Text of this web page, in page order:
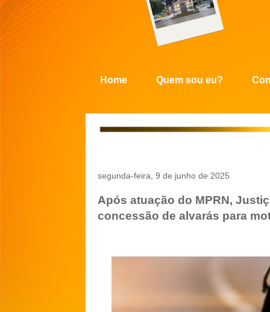
Home Quem sou eu?
segunda-feira, 9 de junho de 2025
Após atuação do MPRN,
concessão de alvarás para